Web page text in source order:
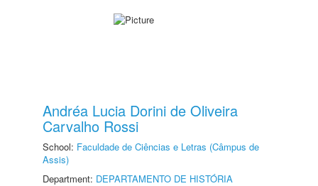
Andréa Lucia Dorini de Oliveira
Carvalho Rossi
School: Faculdade de Ciências e Letras (Câmpus de
Assis)
Department: DEPARTAMENTO DE HISTÓRIA